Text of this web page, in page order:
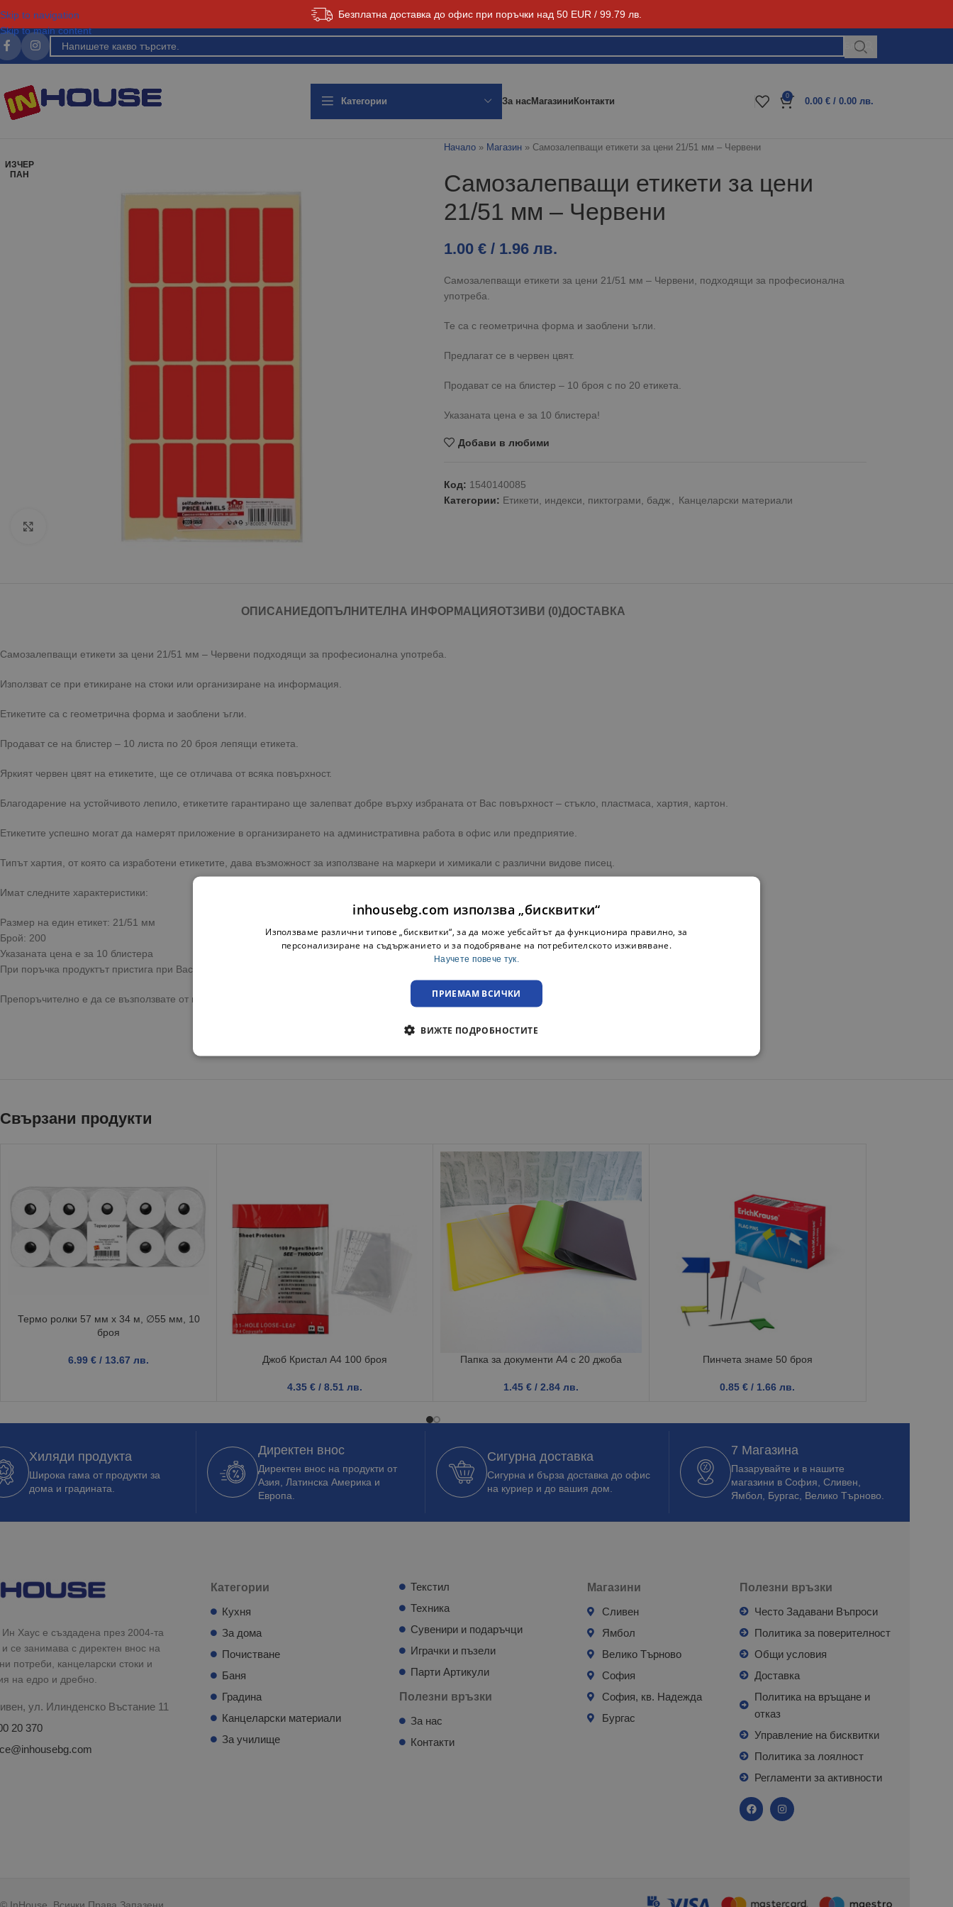
Безплатна доставка до офис при поръчки над 50 EUR / 99.79 лв.
Skip to navigation
Skip to main content
Блог
Категории За насМагазиниКонтакти 0
0.00 € / 0.00 лв.
ИЗЧЕР
ПАН
Начало» Магазин» Самозалепващи етикети за цени 21/51 мм – Червени
Самозалепващи етикети за цени
21/51 мм – Червени
1.00 € / 1.96 лв.
Самозалепващи етикети за цени 21/51 мм – Червени, подходящи за професионална
употреба.
Те са с геометрична форма и заоблени ъгли.
Предлагат се в червен цвят.
Продават се на блистер – 10 броя с по 20 етикета.
Указаната цена е за 10 блистера!
Добави в любими
Код: 1540140085
Категории: Етикети, индекси, пиктограми, бадж Канцеларски материали
ОПИСАНИЕДОПЪЛНИТЕЛНА ИНФОРМАЦИЯ ОТЗИВИ (0)ДОСТАВКА
Самозалепващи етикети за цени 21/51 мм – Червени подходящи за професионална употреба.
Използват се при етикиране на стоки или организиране на информация.
Етикетите са с геометрична форма и заоблени ъгли.
Продават се на блистер – 10 листа по 20 броя лепящи етикета.
Яркият червен цвят на етикетите, ще се отличава от всяка повърхност.
Благодарение на устойчивото лепило, етикетите гарантирано ще залепват добре върху избраната от Вас повърхност – стъкло, пластмаса, хартия, картон.
Етикетите успешно могат да намерят приложение в организирането на административна работа в офис или предприятие.
Типът хартия, от която са изработени етикетите, дава възможност за използване на маркери и химикали с различни видове писец.
Имат следните характеристики:
Размер на един етикет: 21/51 мм
Брой: 200
Указаната цена е за 10 блистера
При поръчка продуктът пристига при Вас с бърза и сигурна доставка до адрес или офис на куриерска фирма с опция преглед.
Препоръчително е да се възползвате от предоставената опция за преглед при освобождаване на пратката.
Свързани продукти
Термо ролки 57 мм х 34 м, ∅55 мм, 10
броя
6.99 € / 13.67 лв. Джоб Кристал А4 100 броя
4.35 € / 8.51 лв.
Папка за документи А4 с 20 джоба
1.45 € / 2.84 лв.
Пинчета знаме 50 броя
0.85 € / 1.66 лв.
Хиляди продукта
Широка гама от продукти за
дома и градината.
Директен внос
Директен внос на продукти от
Азия, Латинска Америка и
Европа.
Сигурна доставка
Сигурна и бърза доставка до офис
на куриер и до вашия дом.
7 Магазина
Пазарувайте и в нашите
магазини в София, Сливен,
Ямбол, Бургас, Велико Търново.
Хаус е създадена през 2004-та
и се занимава с директен внос на
потреби, канцеларски стоки и
на едро и дребно.
ул. Илинденско Въстание 11
20 370
Категории
Кухня
За дома
Почистване
Баня
Градина
Канцеларски материали
За училище
Текстил
Техника
Сувенири и подаръчци
Играчки и пъзели
Парти Артикули
Полезни връзки
За нас
Контакти
Магазини
Сливен
Ямбол
Велико Търново
София
София, кв. Надежда
Бургас
Полезни връзки
Често Задавани Въпроси
Политика за поверителност
Общи условия
Доставка
Политика на връщане и
отказ
Управление на бисквитки
Политика за лоялност
Регламенти за активности
inhousebg.com използва „бисквитки“
Използваме различни типове „бисквитки“, за да може уебсайтът да функционира правилно, за
персонализиране на съдържанието и за подобряване на потребителското изживяване.
Научете повече тук.
ПРИЕМАМ ВСИЧКИ
ВИЖТЕ ПОДРОБНОСТИТЕ